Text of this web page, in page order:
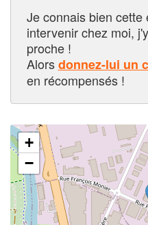
Je connais bien cette
intervenir chez moi,
proche !
Alorsdonnez-lui un
en récompensés !
+
−